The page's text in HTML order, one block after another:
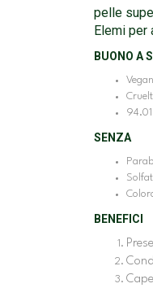
pelle
Elemi per
BUONO A
SENZA
BENEFICI